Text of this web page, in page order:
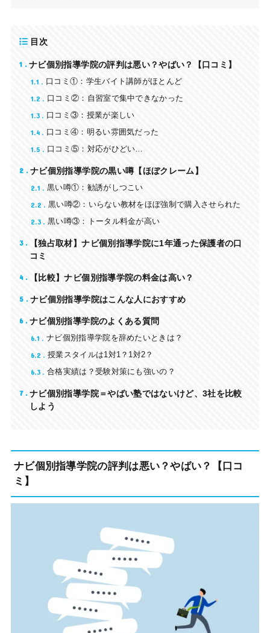
目次
1 ナビ個別指導学院の評判は悪い？やばい？【口コミ】
1.1
口コミ①：学生バイト講師がほとんど
1.2
口コミ②：自習室で集中できなかった
1.3
口コミ③：授業が楽しい
1.4
口コミ④：明るい雰囲気だった
1.5
口コミ⑤：対応がひどい…
2 ナビ個別指導学院の黒い噂【ほぼクレーム】
2.1
黒い噂①：勧誘がしつこい
2.2
黒い噂②：いらない教材をほぼ強制で購入させられた
2.3
黒い噂③：トータル料金が高い
3
【独占取材】ナビ個別指導学院に1年通った保護者の口
コミ
4 【比較】ナビ個別指導学院の料金は高い？
5 ナビ個別指導学院はこんな人におすすめ
6 ナビ個別指導学院のよくある質問
6.1
ナビ個別指導学院を辞めたいときは？
6.2
授業スタイルは1対1？1対2？
6.3
合格実績は？受験対策にも強いの？
7
ナビ個別指導学院＝やばい塾ではないけど、3社を比較
しよう
ナビ個別指導学院の評判は悪い？やばい？【口コ
ミ】